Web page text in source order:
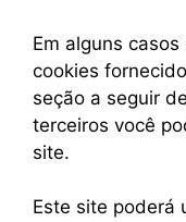
Em alguns
cookies
seção a seguir
terceiros você
site.
Este site poderá